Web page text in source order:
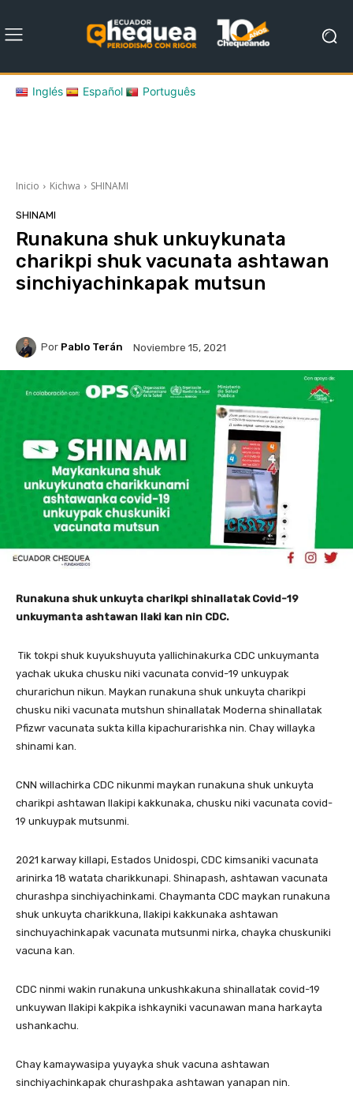
Inglés Español Português
Inicio Kichwa SHINAMI
SHINAMI
Runakuna shuk unkuykunata
charikpi shuk vacunata ashtawan
sinchiyachinkapak mutsun
Por Pablo Terán Noviembre 15, 2021
Runakuna shuk unkuyta charikpi shinallatak Covid-19
unkuymanta ashtawan llaki kan nin CDC.
Tik tokpi shuk kuyukshuyuta yallichinakurka CDC unkuymanta
yachak ukuka chusku niki vacunata convid-19 unkuypak
churarichun nikun. Maykan runakuna shuk unkuyta charikpi
chusku niki vacunata mutshun shinallatak Moderna shinallatak
Pfizwr vacunata sukta killa kipachurarishka nin. Chay willayka
shinami kan.
CNN willachirka CDC nikunmi maykan runakuna shuk unkuyta
charikpi ashtawan llakipi kakkunaka, chusku niki vacunata covid-
19 unkuypak mutsunmi.
2021 karway killapi, Estados Unidospi, CDC kimsaniki vacunata
arinirka 18 watata charikkunapi. Shinapash, ashtawan vacunata
churashpa sinchiyachinkami. Chaymanta CDC maykan runakuna
shuk unkuyta charikkuna, llakipi kakkunaka ashtawan
sinchuyachinkapak vacunata mutsunmi nirka, chayka chuskuniki
vacuna kan.
CDC ninmi wakin runakuna unkushkakuna shinallatak covid-19
unkuywan llakipi kakpika ishkayniki vacunawan mana harkayta
ushankachu.
Chay kamaywasipa yuyayka shuk vacuna ashtawan
sinchiyachinkapak churashpaka ashtawan yanapan nin.